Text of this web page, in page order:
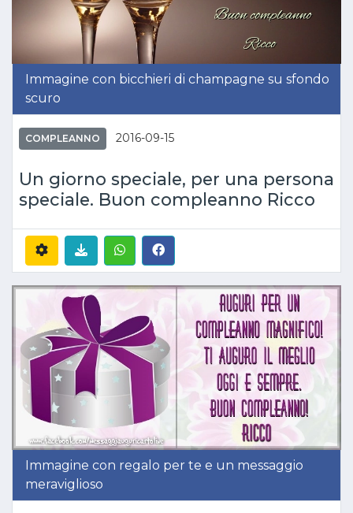
Immagine con bicchieri di champagne su sfondo
scuro
COMPLEANNO 2016-09-15
Un giorno speciale, per una persona
speciale. Buon compleanno Ricco
Immagine con regalo per te e un messaggio
meraviglioso